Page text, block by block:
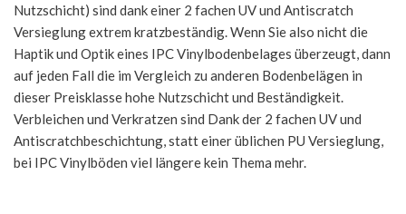
Nutzschicht) sind dank einer 2 fachen UV und Antiscratch
Versieglung extrem kratzbeständig. Wenn Sie also nicht die
Haptik und Optik eines IPC Vinylbodenbelages überzeugt, dann
auf jeden Fall die im Vergleich zu anderen Bodenbelägen in
dieser Preisklasse hohe Nutzschicht und Beständigkeit.
Verbleichen und Verkratzen sind Dank der 2 fachen UV und
Antiscratchbeschichtung, statt einer üblichen PU Versieglung,
bei IPC Vinylböden viel längere kein Thema mehr.